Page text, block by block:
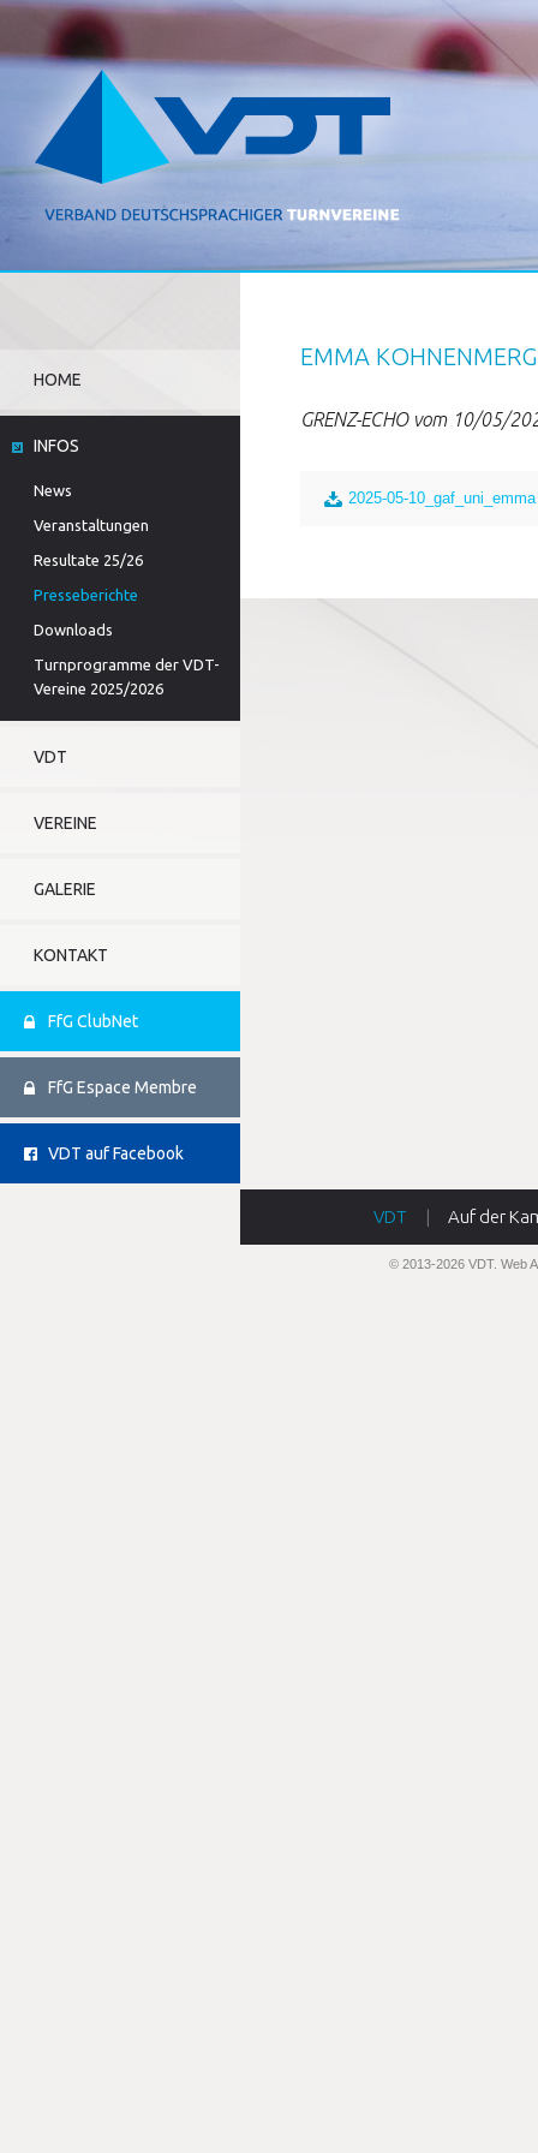
HOME
INFOS
News
Veranstaltungen
Resultate 25/26
Presseberichte
Downloads
Turnprogramme der VDT-
Vereine 2025/2026
VDT
VEREINE
GALERIE
KONTAKT
FfG ClubNet
FfG Espace Membre
VDT auf Facebook
EMMA
GRENZ-ECHO vom 10/05/
2025-05-
VDT | Auf der
© 2013-2026 VDT. Web